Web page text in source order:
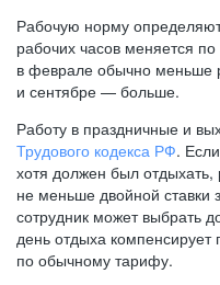
Рабочую норму
рабочих часов меняется
в феврале обычно меньше
и сентябре — больше.
Работу в праздничные и
Трудового кодекса РФ.
хотя должен был отдыхать,
не меньше двойной ставки
сотрудник может выбрать
день отдыха компенсирует
по обычному тарифу.